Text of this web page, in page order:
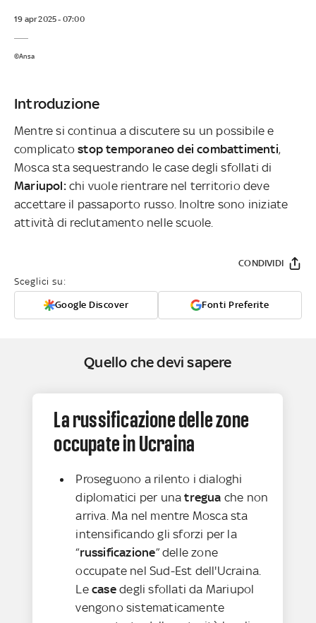
19 apr 2025 - 07:00
©Ansa
Introduzione
Mentre si continua a discutere su un possibile e
complicatostop temporaneo dei combattimenti,
Mosca sta sequestrando le case degli sfollati di
Mariupol:chi vuole rientrare nel territorio deve
accettare il passaporto russo. Inoltre sono iniziate
attività di reclutamento nelle scuole.
Sceglici su:
Google Discover Fonti Preferite
CONDIVIDI
Quello che devi sapere
La russificazione delle zone
occupate in Ucraina
Proseguono a rilento i dialoghi
diplomatici per unatregua che non
arriva. Ma nel mentre Mosca sta
intensificando gli sforzi per la
“russificazione” delle zone
occupate nel Sud-Est dell'Ucraina.
Lecasedegli sfollati da Mariupol
vengono sistematicamente